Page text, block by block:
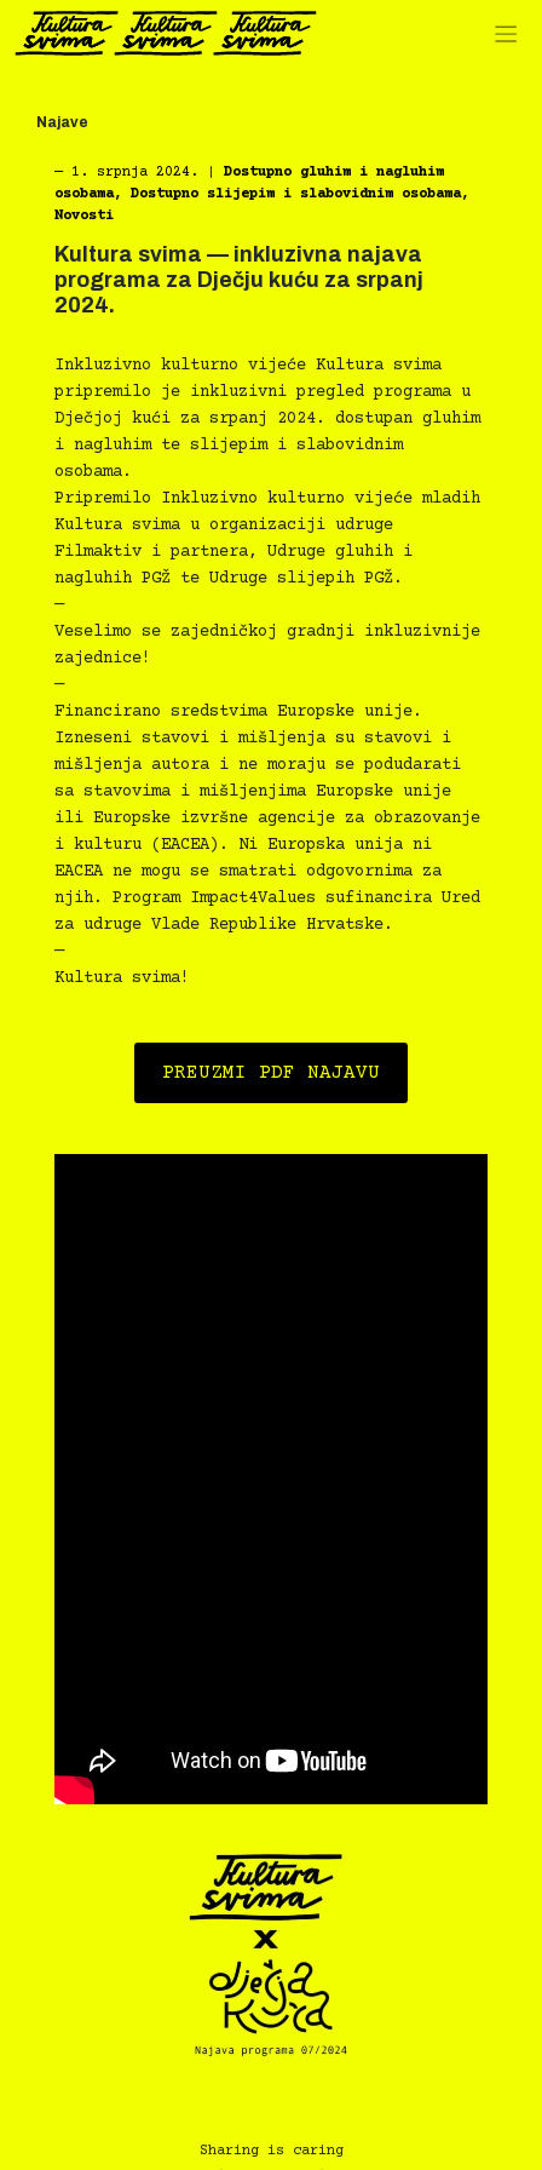
Preskoči
sadržaj
Najave
― 1. srpnja 2024.
Dostupno gluhim i nagluhim
osobama, Dostupno slijepim i slabovidnim osobama,
Novosti
Kultura svima — inkluzivna najava
programa za Dječju kuću za srpanj
2024.
Inkluzivno kulturno vijeće Kultura svima
pripremilo je inkluzivni pregled programa u
Dječjoj kući za srpanj 2024. dostupan gluhim
i nagluhim te slijepim i slabovidnim
osobama.
Pripremilo Inkluzivno kulturno vijeće mladih
Kultura svima u organizaciji udruge
Filmaktiv i partnera, Udruge gluhih i
nagluhih PGŽ te Udruge slijepih PGŽ.
—
Veselimo se zajedničkoj gradnji inkluzivnije
zajednice!
—
Financirano sredstvima Europske unije.
Izneseni stavovi i mišljenja su stavovi i
mišljenja autora i ne moraju se podudarati
sa stavovima i mišljenjima Europske unije
ili Europske izvršne agencije za obrazovanje
i kulturu (EACEA). Ni Europska unija ni
EACEA ne mogu se smatrati odgovornima za
njih. Program Impact4Values sufinancira Ured
za udruge Vlade Republike Hrvatske.
—
Kultura svima!
PREUZMI PDF NAJAVU
Sharing is caring